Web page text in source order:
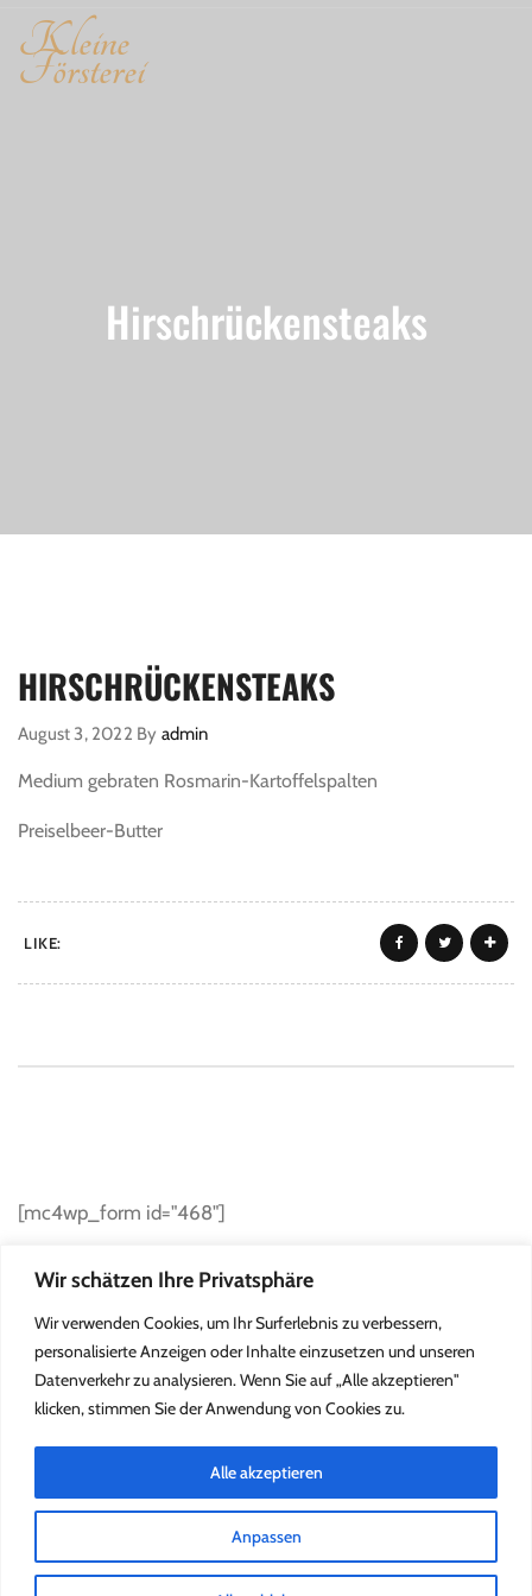
Wir schätzen Ihre Privatsphäre
Wir verwenden Cookies, um Ihr Surferlebnis zu verbessern,
personalisierte Anzeigen oder Inhalte einzusetzen und unseren
Datenverkehr zu analysieren. Wenn Sie auf „Alle akzeptieren"
klicken, stimmen Sie der Anwendung von Cookies zu.
Anpassen
Alle akzeptieren
Kleine
Försterei
Hirschrückensteaks
HIRSCHRÜCKENSTEAKS
August 3, 2022 By admin
Medium gebraten Rosmarin-Kartoffelspalten
Preiselbeer-Butter
LIKE:
[mc4wp_form id="468"]
2022 Kleine Försterei